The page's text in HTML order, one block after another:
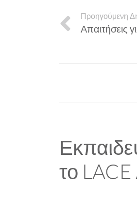
Προηγούμενη
Απαιτήσεις
το